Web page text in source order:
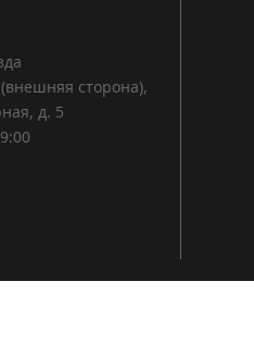
сторона),
д. 5